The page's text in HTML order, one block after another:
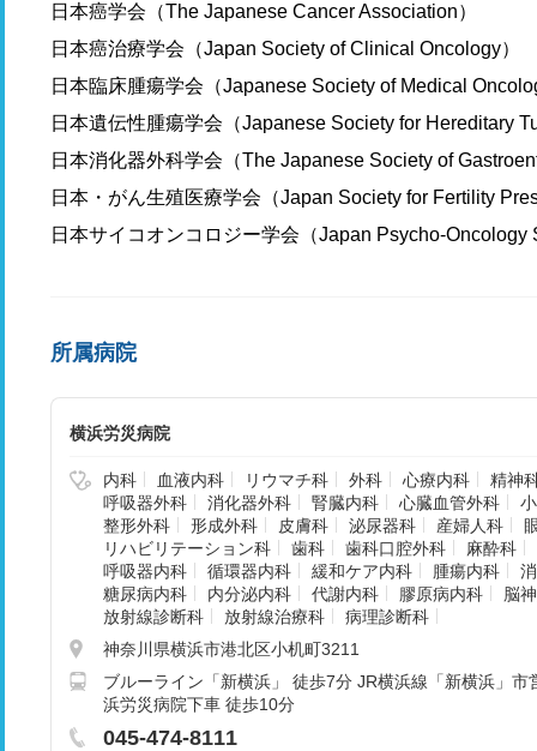
日本癌学会（The Japanese Cancer Association）
日本癌治療学会（Japan Society of Clinical Oncology）
日本臨床腫瘍学会（Japanese Society of Medical
日本遺伝性腫瘍学会（Japanese Society for Hereditary
日本消化器外科学会（The Japanese Society of
日本・がん生殖医療学会（Japan Society for Fertility
日本サイコオンコロジー学会（Japan Psycho-Oncology
所属病院
横浜労災病院
内科 血液内科 リウマチ科 外科 心療内科
精神
呼吸器外科
消化器外科 腎臓内科 心臓血管外科
整形外科
形成外科 皮膚科 泌尿器科 産婦人科
リハビリテーション科
歯科 歯科口腔外科
麻酔科
呼吸器内科
循環器内科 緩和ケア内科 腫瘍内科
糖尿病内科
内分泌内科 代謝内科 膠原病内科
脳
放射線診断科
放射線治療科
病理診断科
神奈川県横浜市港北区小机町3211
ブルーライン「新横浜」 徒歩7分 JR横浜線「新横浜」市
浜労災病院下車 徒歩10分
045-474-8111